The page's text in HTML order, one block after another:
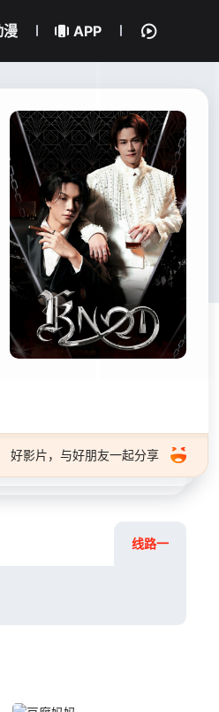
漫 APP
好影片，与好朋友一起分享
线路一